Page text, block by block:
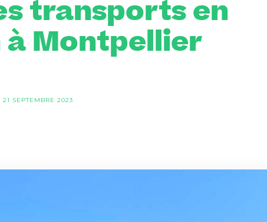
transports en
à Montpellier
21 SEPTEMBRE 2023